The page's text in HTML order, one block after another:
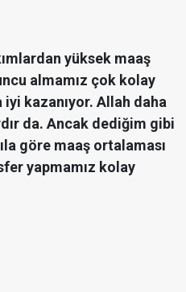
yüksek maaş
almamız çok kolay
kazanıyor. Allah daha
da. Ancak dediğim gibi
göre maaş ortalaması
yapmamız kolay